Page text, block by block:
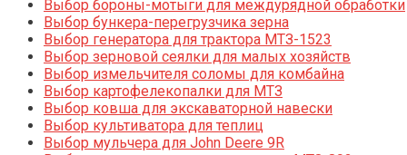
Выбор бороны-мотыги для междурядной обработки
Выбор бункера-перегрузчика зерна
Выбор генератора для трактора МТЗ-1523
Выбор зерновой сеялки для малых хозяйств
Выбор измельчителя соломы для комбайна
Выбор картофелекопалки для МТЗ
Выбор ковша для экскаваторной навески
Выбор культиватора для теплиц
Выбор мульчера для John Deere 9R